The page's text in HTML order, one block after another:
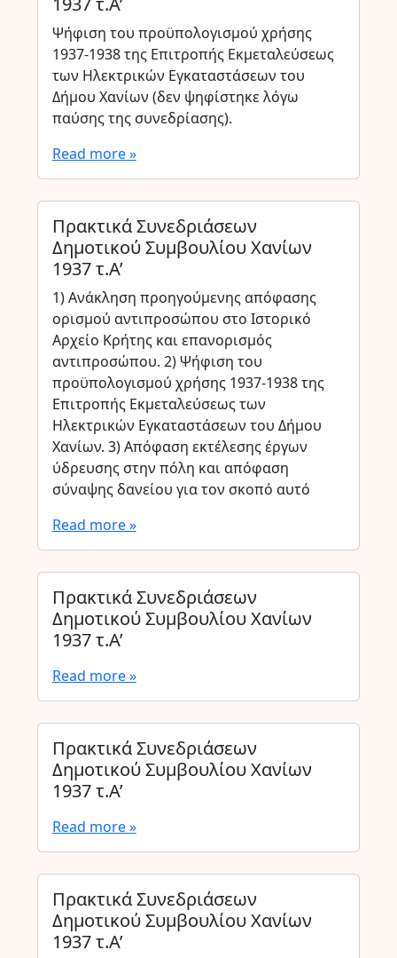
Ψήφιση του προϋπολογισμού χρήσης
1937-1938 της Επιτροπής Εκμεταλεύσεως
των Ηλεκτρικών Εγκαταστάσεων του
Δήμου Χανίων (δεν ψηφίστηκε λόγω
παύσης της συνεδρίασης).
Read more »
Πρακτικά Συνεδριάσεων
Δημοτικού Συμβουλίου Χανίων
1937 τ.Α’
1) Ανάκληση προηγούμενης απόφασης
ορισμού αντιπροσώπου στο Ιστορικό
Αρχείο Κρήτης και επανορισμός
αντιπροσώπου. 2) Ψήφιση του
προϋπολογισμού χρήσης 1937-1938 της
Επιτροπής Εκμεταλεύσεως των
Ηλεκτρικών Εγκαταστάσεων του Δήμου
Χανίων. 3) Απόφαση εκτέλεσης έργων
ύδρευσης στην πόλη και απόφαση
σύναψης δανείου για τον σκοπό αυτό
Read more »
Πρακτικά Συνεδριάσεων
Δημοτικού Συμβουλίου Χανίων
1937 τ.Α’
Read more »
Πρακτικά Συνεδριάσεων
Δημοτικού Συμβουλίου Χανίων
1937 τ.Α’
Read more »
Πρακτικά Συνεδριάσεων
Δημοτικού Συμβουλίου Χανίων
1937 τ.Α’